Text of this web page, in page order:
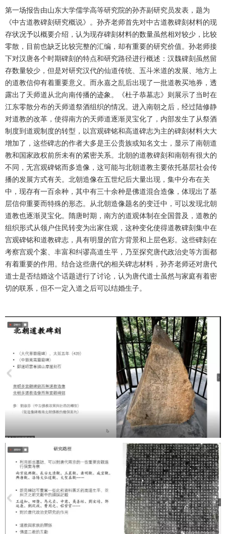
第一场报告由山东大学儒学高等研究院的孙齐副研究员发表，题为
《中古道教碑刻研究概说》。孙齐老师首先对中古道教碑刻材料的现
存状况予以概要介绍，认为现存碑刻材料的数量虽然相对较少，比较
零散，目前也缺乏比较完整的汇编，却有重要的研究价值。孙老师接
下对汉唐各个时期碑刻的特点和研究路径进行概述：汉魏碑刻虽然留
存数量较少，但是对研究汉代的仙道传统、五斗米道的发展、地方上
的道教信仰有着重要意义。而永嘉之乱后出现了一批道教买地券，透
露出了天师道从北向南传播的迹象。《杜子恭墓志》则展示了当时在
江东零散分布的天师道祭酒组织的情况。进入南朝之后，经过陆修静
对道教的改革，使得南方的天师道逐渐灵宝化了，内部发生了从祭酒
制度到道观制度的转型，以宫观碑铭和高道碑志为主的碑刻材料大大
增加了，这些碑志的作者大多是王公贵族或知名文士，显示了南朝道
教和国家政权前所未有的紧密关系。北朝的道教碑刻和南朝有很大的
不同，无宫观碑铭而多造像，这可能与北朝道教主要依托基层社会传
播的发展方式有关。北朝造像在五世纪后大量出现，集中分布在关
中，现存有一百余种，其中有三十余种是佛道混合造像，体现出了基
层信仰重要而特殊的形态。从北朝造像题名的变迁中，可以发现北朝
道教也逐渐灵宝化。隋唐时期，南方的道观体制在全国普及，道教的
组织形式从领户住民转变为出家住观，这种变化使得道教碑刻集中在
宫观碑铭和道教碑志，具有明显的官方背景和上层色彩。这些碑刻在
考察宫观个案、丰富和纠谬高道生平，乃至探究唐代政治史等方面都
有着重要的作用。结合这些唐代的相关碑志材料，孙齐老师还对唐代
道士是否结婚这个话题进行了讨论，认为唐代道士虽然与家庭有着密
切的联系，但不一定入道之后可以结婚生子。